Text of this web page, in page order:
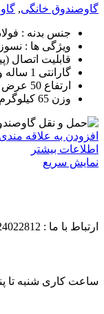
گاوصندوق خانگی,
جنس بدنه :
ویژگی ها :
قابلیت اتصال
گارانتی 1 ساله و خدمات پس از فروش نامحدود
ارتفاع 50 عرض 46 عمق 40
وزن 65 کیلوگرم
افزودن به علاقه مندی
اطلاعات بیشتر
نمایش سریع
ارتباط با ما : 09124022812
ساعت کاری شنبه تا